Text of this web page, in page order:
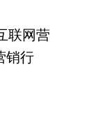
联网营
销行